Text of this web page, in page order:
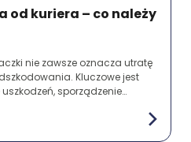
od kuriera – co należy
nie zawsze oznacza utratę
Kluczowe jest
sporządzenie